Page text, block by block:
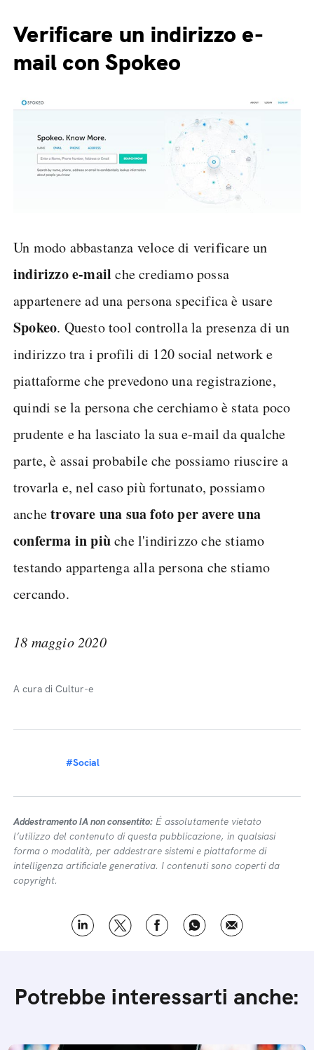
Verificare un indirizzo e-
mail con Spokeo
Un modo abbastanza veloce di verificare un
indirizzo e-mail che crediamo possa
appartenere ad una persona specifica è usare
Spokeo. Questo tool controlla la presenza di un
indirizzo tra i profili di 120 social network e
piattaforme che prevedono una registrazione,
quindi se la persona che cerchiamo è stata poco
prudente e ha lasciato la sua e-mail da qualche
parte, è assai probabile che possiamo riuscire a
trovarla e, nel caso più fortunato, possiamo
anchetrovare una sua foto per avere una
conferma in piùche l'indirizzo che stiamo
testando appartenga alla persona che stiamo
cercando.
18 maggio 2020
A cura di Cultur-e
#Social
Addestramento IA non consentito: É assolutamente vietato
l’utilizzo del contenuto di questa pubblicazione, in qualsiasi
forma o modalità, per addestrare sistemi e piattaforme di
intelligenza artificiale generativa. I contenuti sono coperti da
copyright.
Potrebbe interessarti anche: